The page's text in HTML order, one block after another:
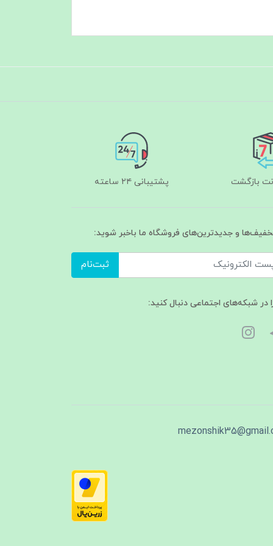
پشتیبانی ۲۴ ساعته
و جدیدترین‌های فروشگاه ما باخبر شوید:
ثبت‌نام
در شبکه‌های اجتماعی دنبال کنید: